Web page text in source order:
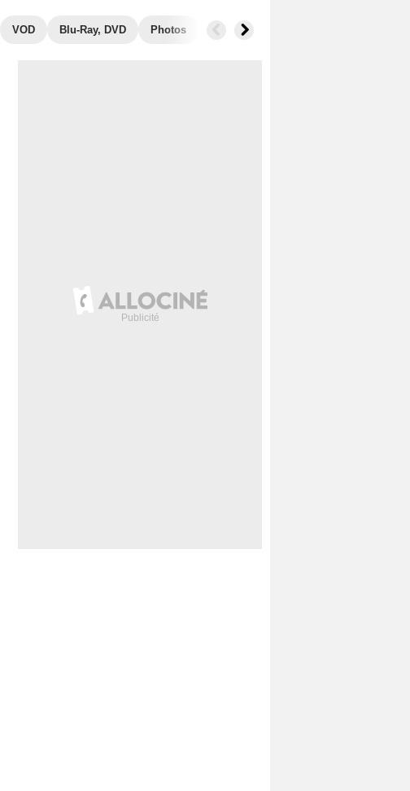
VOD Blu-Ray, DVD Photos Musique